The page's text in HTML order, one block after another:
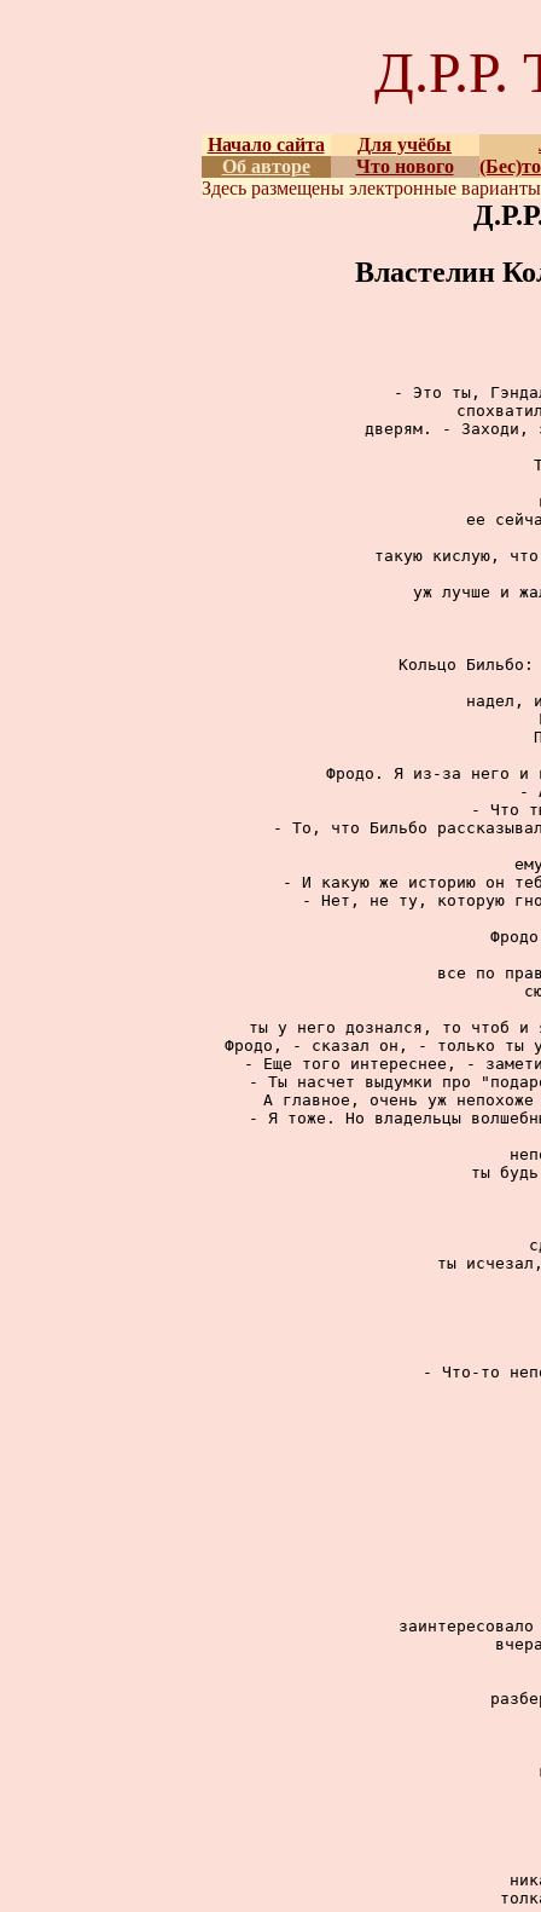
Начало сайта Для учёбы
Об авторе
Что нового
Здесь размещены электронные
Властелин
- Это ты,
дверям. - Заходи,
ее
такую кислую,
уж лучше и
Кольцо
надел,
Фродо. Я из-за него и
-
- Что
- То, что Бильбо
- И какую же историю он
- Нет, не ту, которую
все по
ты у него дознался, то чтоб и
Фродо, - сказал он, - только ты
- Еще того интереснее, -
- Ты насчет выдумки про
А главное, очень уж
- Я тоже. Но владельцы
ты
ты
- Что-то